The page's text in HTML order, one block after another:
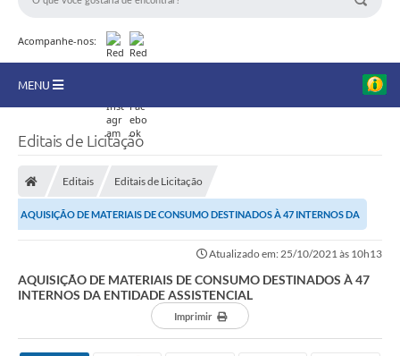
Acompanhe-nos:
MENU
Editais
Telefones Úteis
Turismo
Acesso a Informação
Editais de Licitação
Editais Editais de Licitação
AQUISIÇÃO DE MATERIAIS DE CONSUMO DESTINADOS À 47 INTERNOS DA
Atualizado em: 25/10/2021 às 10h13
AQUISIÇÃO DE MATERIAIS DE CONSUMO DESTINADOS À 47
INTERNOS DA ENTIDADE ASSISTENCIAL
Imprimir